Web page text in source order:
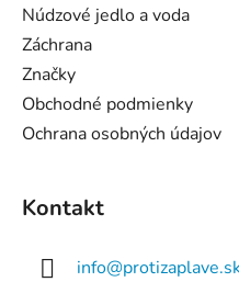
Núdzové jedlo a voda
Záchrana
Značky
Obchodné podmienky
Ochrana osobných údajov
Kontakt
info@